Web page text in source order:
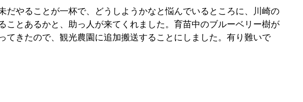
だやることが一杯で、どうしようかなと悩んでいるところに、川崎の
ことあるかと、助っ人が来てくれました。育苗中のブルーベリー樹が
てきたので、観光農園に追加搬送することにしました。有り難いで